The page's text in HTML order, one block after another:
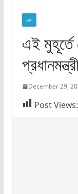
দেশ
এই
December 29,
Post Views: